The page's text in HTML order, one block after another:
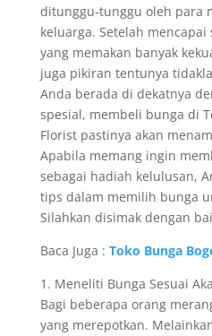
ditunggu-tunggu oleh para
keluarga. Setelah
yang memakan banyak
juga pikiran tentunya
Anda berada di dekatnya
spesial, membeli bunga di
Florist pastinya akan
Apabila memang ingin
sebagai hadiah kelulusan,
tips dalam memilih bunga
Silahkan disimak dengan
Baca Juga : Toko Bunga
1. Meneliti Bunga Sesuai
Bagi beberapa orang
yang merepotkan.